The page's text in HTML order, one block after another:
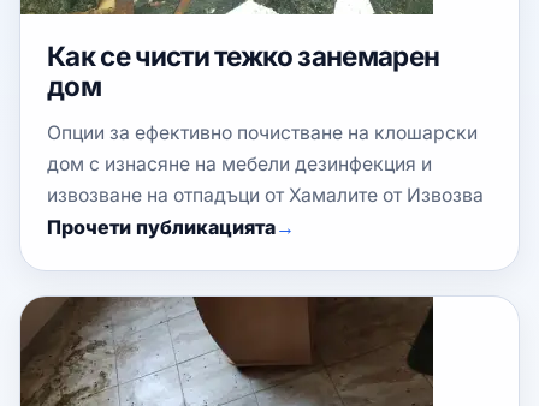
Как се чисти тежко занемарен
дом
Опции за ефективно почистване на клошарски
дом с изнасяне на мебели дезинфекция и
извозване на отпадъци от Хамалите от Извозва
Прочети публикацията